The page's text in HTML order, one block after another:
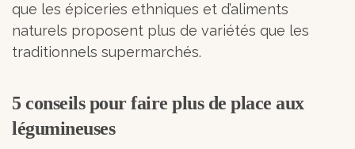
que les épiceries ethniques et d’aliments
naturels proposent plus de variétés que les
traditionnels supermarchés.
5 conseils pour faire plus de place aux
légumineuses